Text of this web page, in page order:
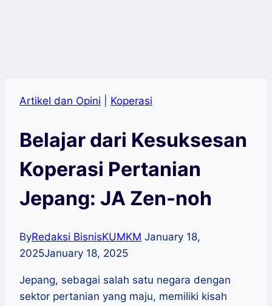
Artikel dan Opini Koperasi
Belajar dari Kesuksesan
Koperasi Pertanian
Jepang: JA Zen-noh
ByRedaksi BisnisKUMKM January 18,
2025January 18, 2025
Jepang, sebagai salah satu negara dengan
sektor pertanian yang maju, memiliki kisah